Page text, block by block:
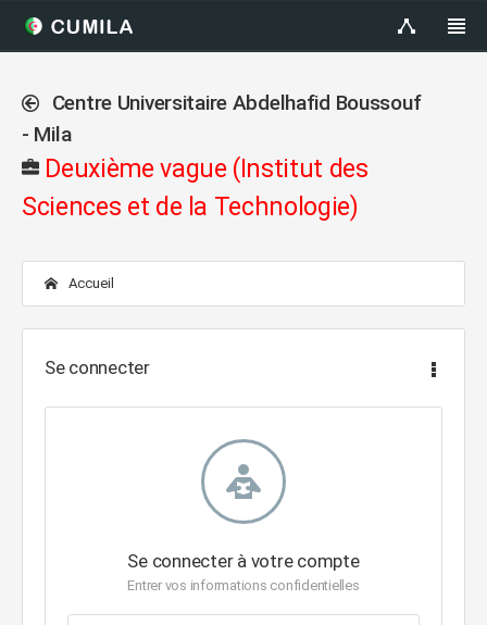
Centre Universitaire Abdelhafid Boussouf
- Mila
Deuxième vague (Institut des
Sciences et de la Technologie)
Accueil
Se connecter
Se connecter à votre compte
Entrer vos informations confidentielles